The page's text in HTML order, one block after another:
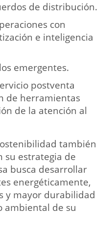
de distribución.
con
e inteligencia
emergentes.
postventa
de herramientas
de la atención al
también
su estrategia de
busca desarrollar
energéticamente,
y mayor durabilidad
ambiental de su